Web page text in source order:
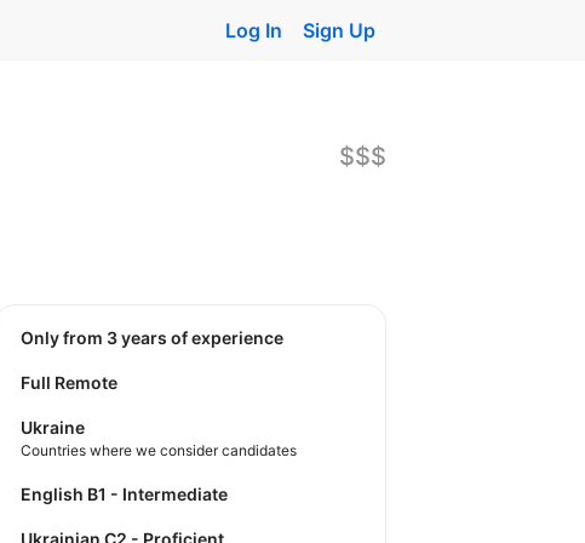
Log In Sign Up
$$$
Only from 3 years of experience
Full Remote
Ukraine
Countries where we consider candidates
English B1 - Intermediate